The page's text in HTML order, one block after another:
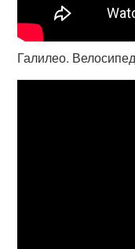
Галилео.